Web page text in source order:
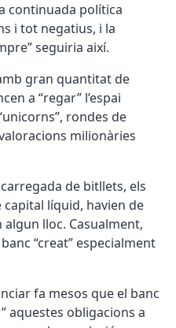
continuada política
i tot negatius, i la
seguiria així.
gran quantitat de
a “regar” l’espai
rondes de
milionàries
de bitllets, els
capital líquid, havien de
lloc. Casualment,
“creat” especialment
fa mesos que el banc
aquestes obligacions a